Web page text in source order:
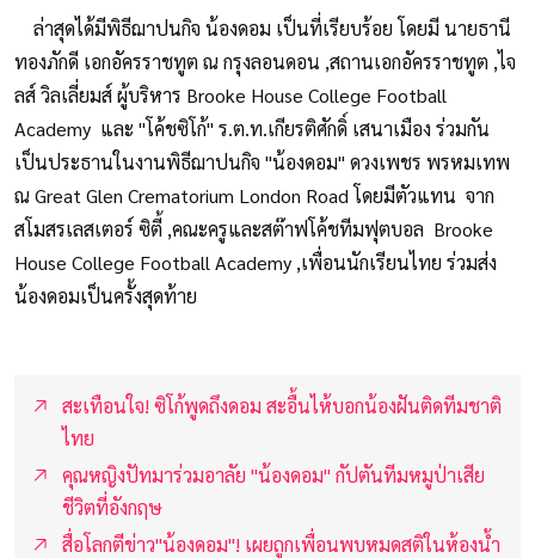
ล่าสุดได้มีพิธีฌาปนกิจ น้องดอม เป็นที่เรียบร้อย โดยมี นายธานี
ทองภักดี เอกอัครราชทูต ณ กรุงลอนดอน ,สถานเอกอัครราชทูต ,ไจ
ลส์ วิลเลี่ยมส์ ผู้บริหาร Brooke House College Football
Academy และ "โค้ชซิโก้" ร.ต.ท.เกียรติศักดิ์ เสนาเมือง ร่วมกัน
เป็นประธานในงานพิธีฌาปนกิจ "น้องดอม" ดวงเพชร พรหมเทพ
ณ Great Glen Crematorium London Road โดยมีตัวแทน จาก
สโมสรเลสเตอร์ ซิตี้ ,คณะครูและสต๊าฟโค้ชทีมฟุตบอล Brooke
House College Football Academy ,เพื่อนนักเรียนไทย ร่วมส่ง
น้องดอมเป็นครั้งสุดท้าย
สะเทือนใจ! ซิโก้พูดถึงดอม สะอื้นไห้บอกน้องฝันติดทีมชาติ
ไทย
คุณหญิงปัทมาร่วมอาลัย "น้องดอม" กัปตันทีมหมูป่าเสีย
ชีวิตที่อังกฤษ
สื่อโลกตีข่าว"น้องดอม"! เผยถูกเพื่อนพบหมดสติในห้องน้ำ